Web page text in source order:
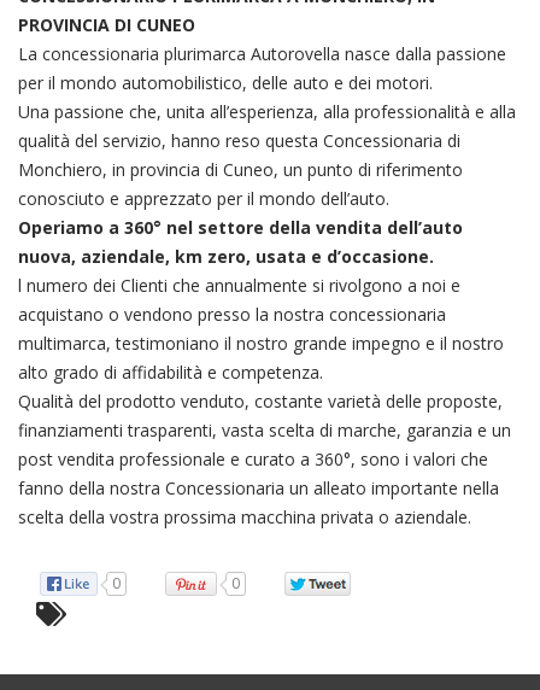
PROVINCIA DI CUNEO
La concessionaria plurimarca Autorovella nasce dalla passione
per il mondo automobilistico, delle auto e dei motori.
Una passione che, unita all’esperienza, alla professionalità e alla
qualità del servizio, hanno reso questa Concessionaria di
Monchiero, in provincia di Cuneo, un punto di riferimento
conosciuto e apprezzato per il mondo dell’auto.
Operiamo a 360° nel settore della vendita dell’auto
nuova, aziendale, km zero, usata e d’occasione.
l numero dei Clienti che annualmente si rivolgono a noi e
acquistano o vendono presso la nostra concessionaria
multimarca, testimoniano il nostro grande impegno e il nostro
alto grado di affidabilità e competenza.
Qualità del prodotto venduto, costante varietà delle proposte,
finanziamenti trasparenti, vasta scelta di marche, garanzia e un
post vendita professionale e curato a 360°, sono i valori che
fanno della nostra Concessionaria un alleato importante nella
scelta della vostra prossima macchina privata o aziendale.
0 0